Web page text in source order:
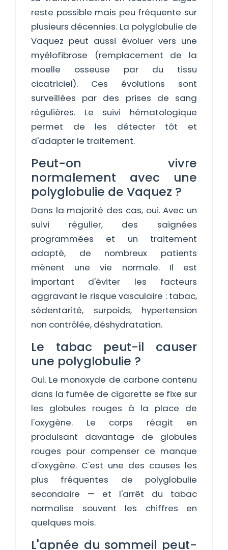
reste possible mais peu fréquente sur
plusieurs décennies. La polyglobulie de
Vaquez peut aussi évoluer vers une
myélofibrose (remplacement de la
moelle osseuse par du tissu
cicatriciel). Ces évolutions sont
surveillées par des prises de sang
régulières. Le suivi hématologique
permet de les détecter tôt et
d'adapter le traitement.
Peut-on vivre
normalement avec une
polyglobulie de Vaquez ?
Dans la majorité des cas, oui. Avec un
suivi régulier, des saignées
programmées et un traitement
adapté, de nombreux patients
mènent une vie normale. Il est
important d'éviter les facteurs
aggravant le risque vasculaire : tabac,
sédentarité, surpoids, hypertension
non contrôlée, déshydratation.
Le tabac peut-il causer
une polyglobulie ?
Oui. Le monoxyde de carbone contenu
dans la fumée de cigarette se fixe sur
les globules rouges à la place de
l'oxygène. Le corps réagit en
produisant davantage de globules
rouges pour compenser ce manque
d'oxygène. C'est une des causes les
plus fréquentes de polyglobulie
secondaire — et l'arrêt du tabac
normalise souvent les chiffres en
quelques mois.
L'apnée du sommeil peut-